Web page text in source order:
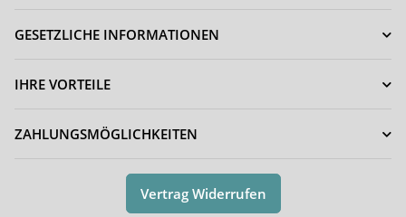
GESETZLICHE INFORMATIONEN
IHRE VORTEILE
ZAHLUNGSMÖGLICHKEITEN
Vertrag Widerrufen